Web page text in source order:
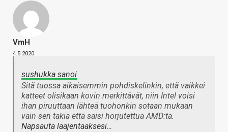
VmH
4.5.2020
sushukka sanoi
Sitä tuossa aikaisemmin pohdiskelinkin, että vaikkei
katteet olisikaan kovin merkittävät, niin Intel voisi
ihan piruuttaan lähteä tuohonkin sotaan mukaan
vain sen takia että saisi horjutettua AMD:ta.
Napsauta laajentaaksesi…